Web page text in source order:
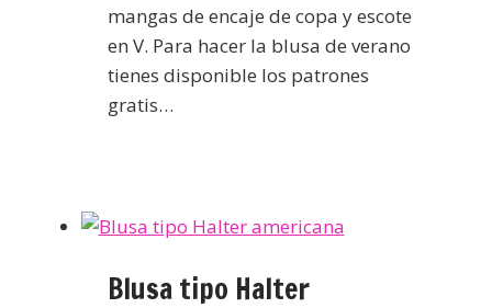
mangas de encaje de copa y escote
en V. Para hacer la blusa de verano
tienes disponible los patrones
gratis…
Blusa tipo Halter